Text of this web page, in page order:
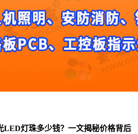
LED灯珠多少钱？一文揭秘价格背后